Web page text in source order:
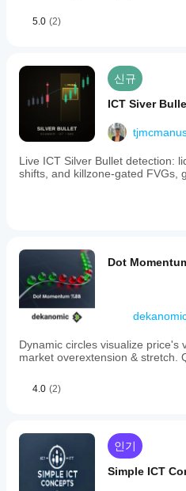
5.0 (2)
신규
ICT Siver
Live ICT Silver Bullet detection:
shifts, and killzone-gated FVGs,
Dot
Dynamic circles visualize price's
market overextension & stretch.
4.0 (2)
인기
Simple ICT